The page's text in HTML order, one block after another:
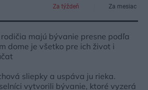
Za týždeň Za mesiac
majú bývanie presne podľa
dome je všetko pre ich život i
sliepky a uspáva ju rieka.
vytvorili bývanie, ktoré vyzerá